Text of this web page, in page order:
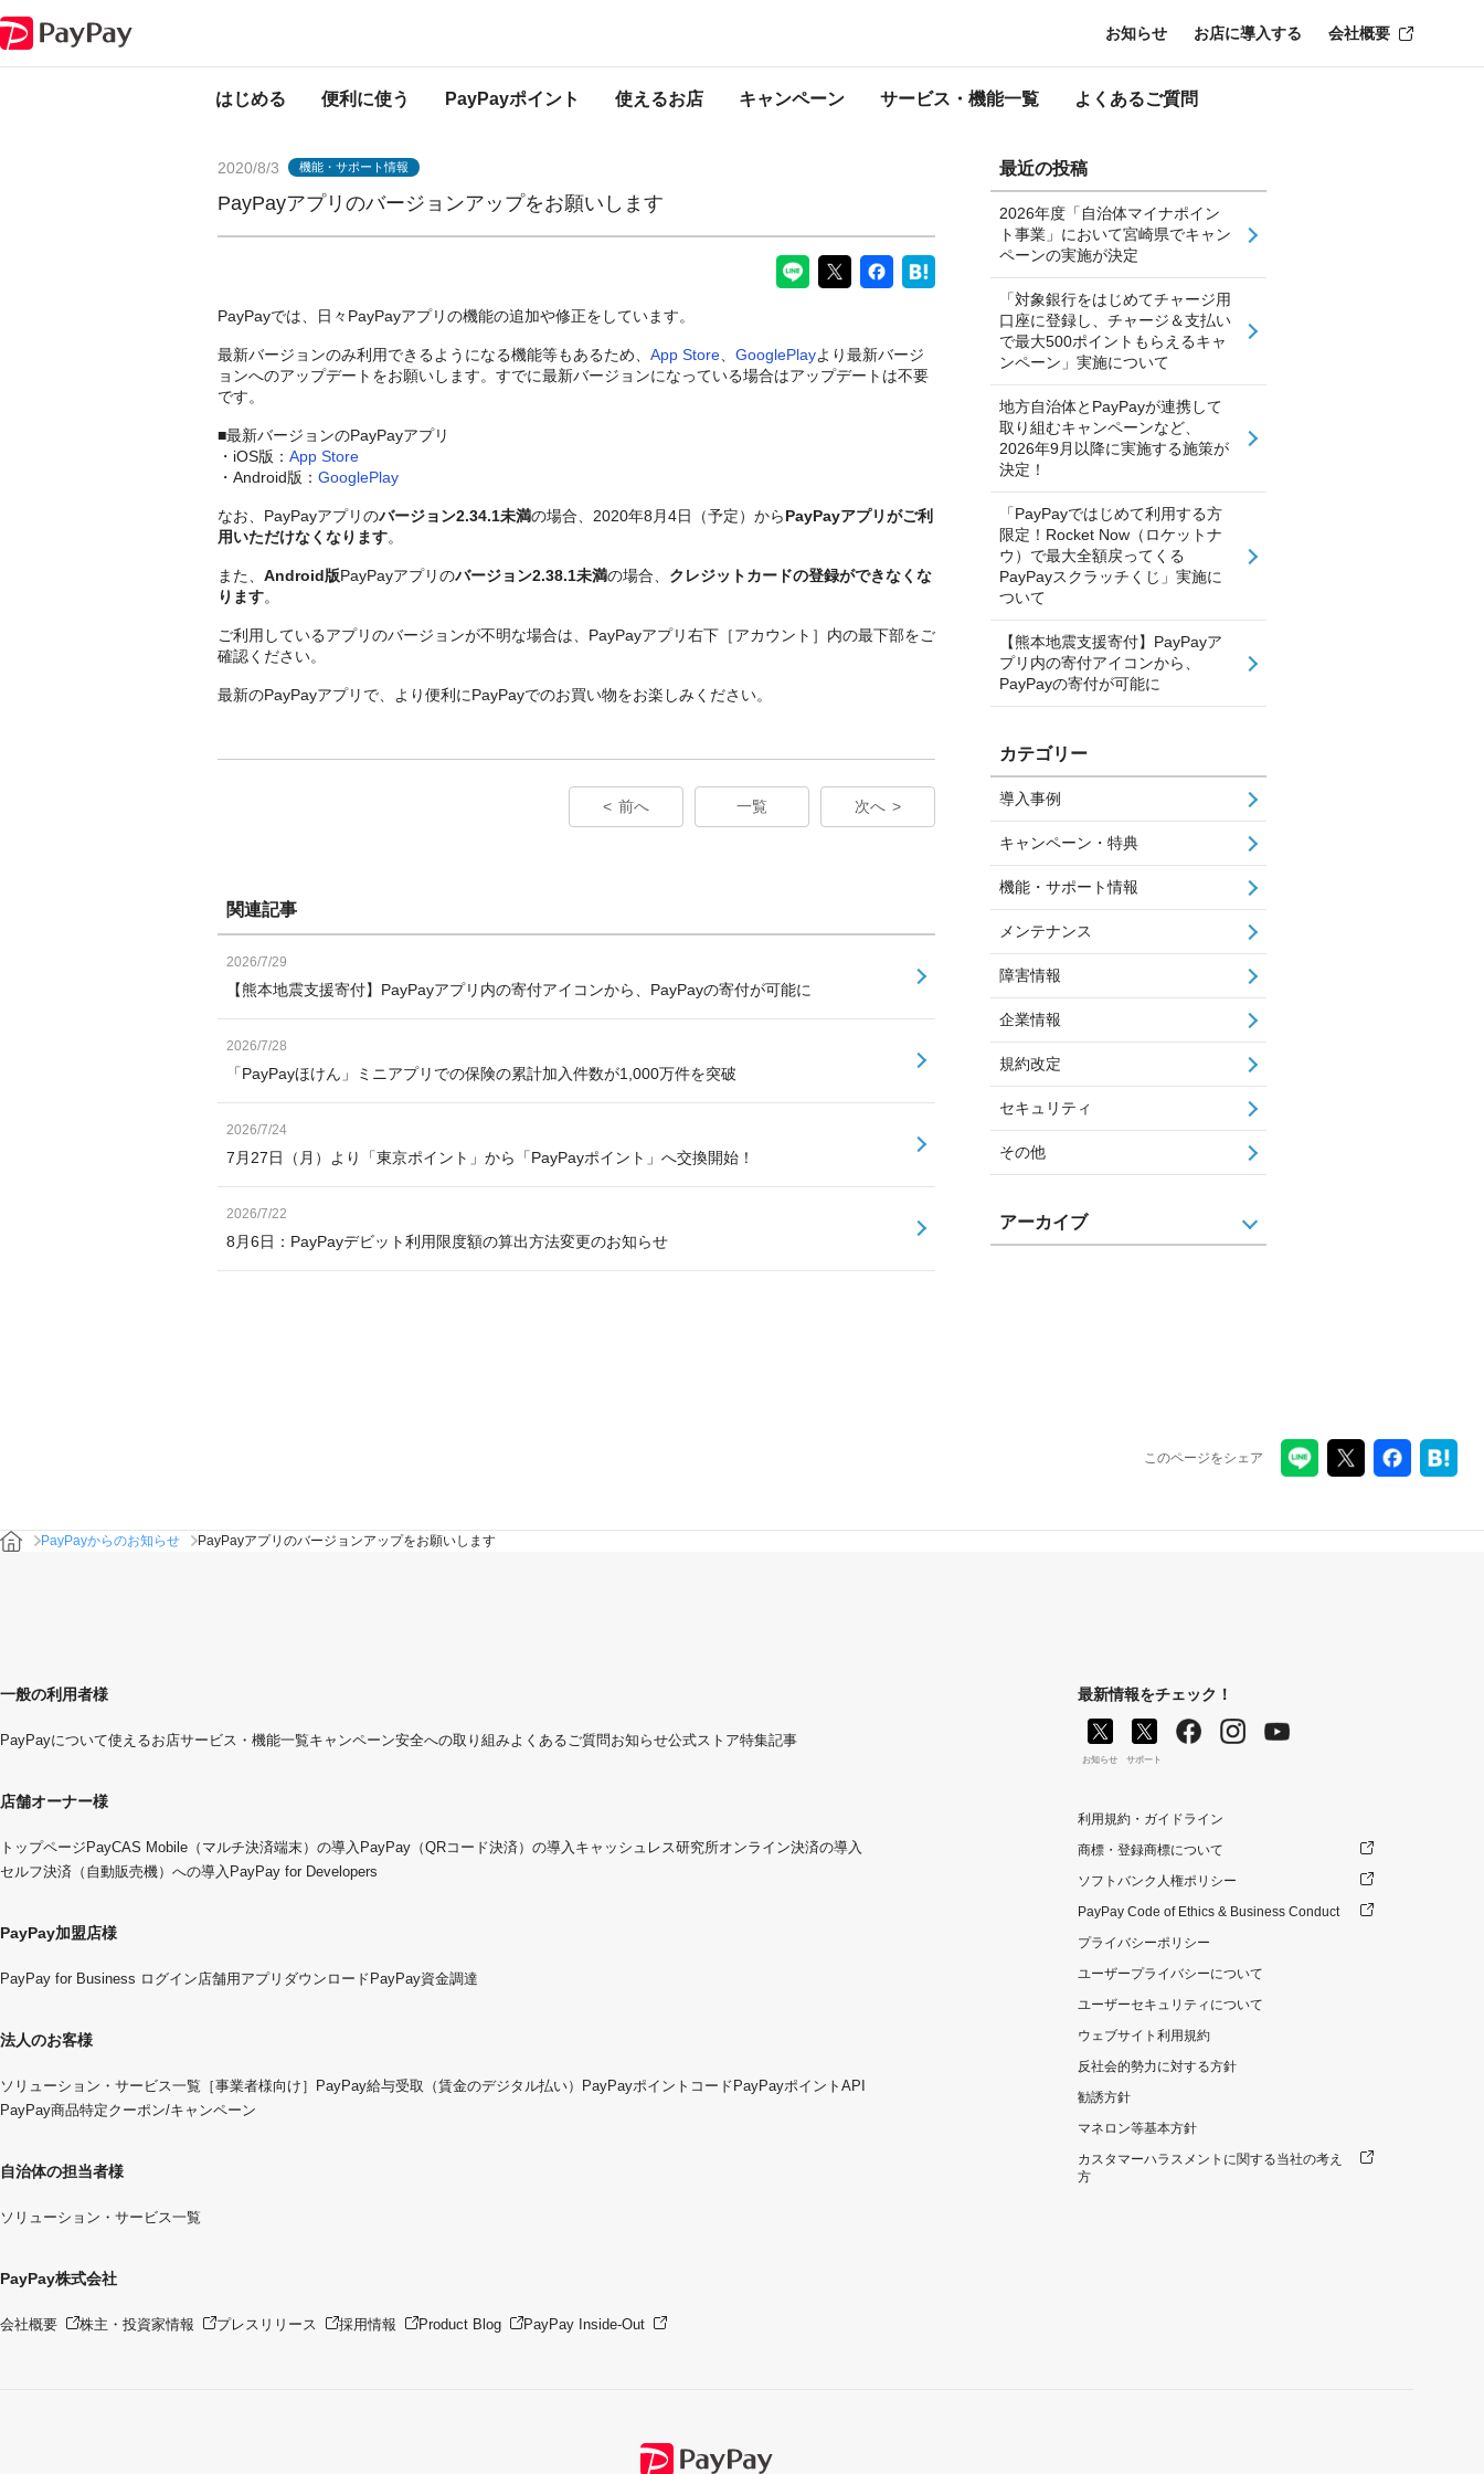
はじめる 便利に使う PayPayポイント 使えるお店 キャンペーン サービス・機能一覧 よくあるご質問
お知らせ お店に導入する 会社概要
PayPayからのお知らせ
2020/8/3 機能・サポート情報
PayPayアプリのバージョンアップをお願いします
PayPayでは、日々PayPayアプリの機能の追加や修正をしています。
最新バージョンのみ利用できるようになる機能等もあるため、 App Store GooglePlayより最新バージ
ョンへのアップデートをお願いします。すでに最新バージョンになっている場合はアップデートは不要
です。
■最新バージョンのPayPayアプリ
・iOS版： App Store
・Android版： GooglePlay
なお、PayPayアプリのバージョン2.34.1未満の場合、2020年8月4日（予定）からPayPayアプリがご利
用いただけなくなります。
また、 Android版PayPayアプリのバージョン2.38.1未満の場合、 クレジットカードの登録ができなくな
ります。
ご利用しているアプリのバージョンが不明な場合は、PayPayアプリ右下［アカウント］内の最下部をご
確認ください。
最新のPayPayアプリで、より便利にPayPayでのお買い物をお楽しみください。
前へ 一覧 次へ
関連記事
2026/7/29
【熊本地震支援寄付】PayPayアプリ内の寄付アイコンから、PayPayの寄付が可能に
2026/7/28
「PayPayほけん」ミニアプリでの保険の累計加入件数が1,000万件を突破
2026/7/24
7月27日（月）より「東京ポイント」から「PayPayポイント」へ交換開始！
2026/7/22
8月6日：PayPayデビット利用限度額の算出方法変更のお知らせ
最近の投稿
2026年度「自治体マイナポイン
ト事業」において宮崎県でキャン
ペーンの実施が決定
「対象銀行をはじめてチャージ用
口座に登録し、チャージ＆支払い
で最大500ポイントもらえるキャ
ンペーン」実施について
地方自治体とPayPayが連携して
取り組むキャンペーンなど、
2026年9月以降に実施する施策が
決定！
「PayPayではじめて利用する方
限定！Rocket Now（ロケットナ
ウ）で最大全額戻ってくる
PayPayスクラッチくじ」実施に
ついて
【熊本地震支援寄付】PayPayア
プリ内の寄付アイコンから、
PayPayの寄付が可能に
カテゴリー
導入事例
キャンペーン・特典
機能・サポート情報
メンテナンス
障害情報
企業情報
規約改定
セキュリティ
その他
アーカイブ
このページをシェア
PayPayからのお知らせ PayPayアプリのバージョンアップをお願いします
一般の利用者様
PayPayについて使えるお店サービス・機能一覧キャンペーン安全への取り組みよくあるご質問お知らせ公式ストア特集記事
店舗オーナー様
トップページ PayCAS Mobile（マルチ決済端末）の導入 PayPay（QRコード決済）の導入 キャッシュレス研究所オンライン決済の導入
セルフ決済（自動販売機）への導入 PayPay for Developers
PayPay加盟店様
PayPay for Business ログイン 店舗用アプリダウンロード PayPay資金調達
法人のお客様
ソリューション・サービス一覧 ［事業者様向け］PayPay給与受取（賃金のデジタル払い） PayPayポイントコード PayPayポイントAPI
PayPay商品特定クーポン/キャンペーン
自治体の担当者様
ソリューション・サービス一覧
PayPay株式会社
会社概要 株主・投資家情報 プレスリリース 採用情報 Product Blog PayPay Inside-Out
最新情報をチェック！
お知らせ サポート
利用規約・ガイドライン
商標・登録商標について
ソフトバンク人権ポリシー
PayPay Code of Ethics & Business Conduct
プライバシーポリシー
ユーザープライバシーについて
ユーザーセキュリティについて
ウェブサイト利用規約
反社会的勢力に対する方針
勧誘方針
マネロン等基本方針
カスタマーハラスメントに関する当社の考え
方